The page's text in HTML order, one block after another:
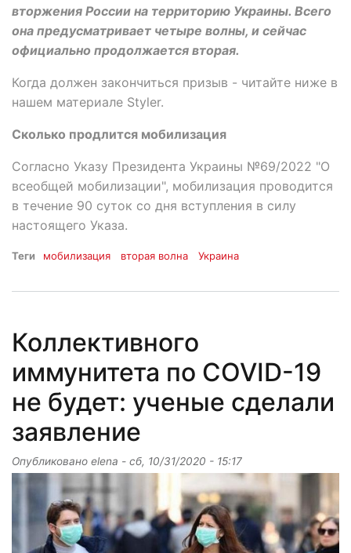
вторжения России на территорию Украины. Всего
она предусматривает четыре волны, и сейчас
официально продолжается вторая.
Когда должен закончиться призыв - читайте ниже в
нашем материале Styler.
Сколько продлится мобилизация
Согласно Указу Президента Украины №69/2022 "О
всеобщей мобилизации", мобилизация проводится
в течение 90 суток со дня вступления в силу
настоящего Указа.
Теги мобилизация вторая волна Украина
Коллективного
иммунитета по COVID-19
не будет: ученые сделали
заявление
Опубликовано elena - сб, 10/31/2020 - 15:17